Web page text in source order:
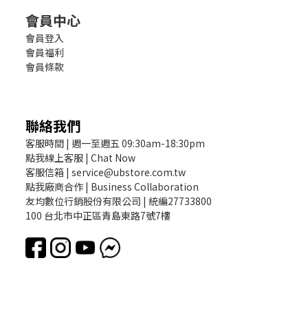
會員中心
會員登入
會員福利
會員條款
聯絡我們
客服時間 | 週一至週五 09:30am-18:30pm
點我線上客服 | Chat Now
客服信箱 | service@ubstore.com.tw
點我廠商合作 | Business Collaboration
友均數位行銷股份有限公司 | 統編27733800
100 台北市中正區青島東路7號7樓